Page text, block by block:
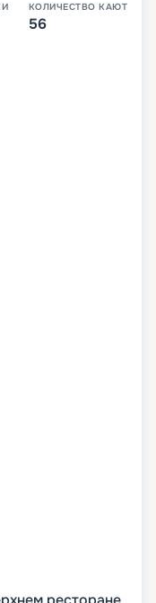
КОЛИЧЕСТВО КАЮТ
56